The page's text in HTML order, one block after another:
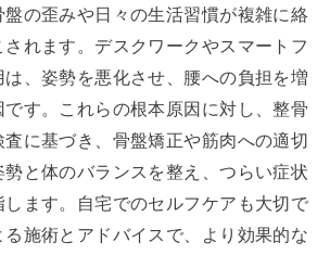
の歪みや日々の生活習慣が複雑に絡
れます。デスクワークやスマートフ
は、姿勢を悪化させ、腰への負担を増
す。これらの根本原因に対し、整骨
査に基づき、骨盤矯正や筋肉への適切
と体のバランスを整え、つらい症状
ます。自宅でのセルフケアも大切で
施術とアドバイスで、より効果的な